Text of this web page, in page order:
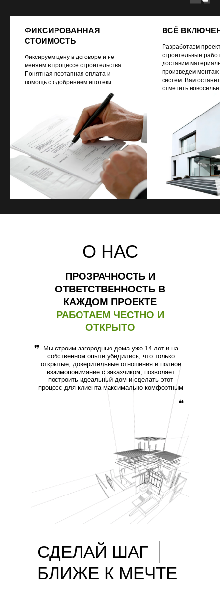
ФИКСИРОВАННАЯ
СТОИМОСТЬ
Фиксируем цену в договоре и не
меняем в процессе строительства.
Понятная поэтапная оплата и
помощь с одобрением ипотеки
ВСЁ
Разработаем
строительные
доставим
произведем
систем. Вам
отметить новоселье
ПРОЗРАЧНОСТЬ И
ОТВЕТСТВЕННОСТЬ В
КАЖДОМ ПРОЕКТЕ
РАБОТАЕМ ЧЕСТНО И
ОТКРЫТО
Мы строим загородные дома уже 14 лет и на
собственном опыте убедились, что только
открытые, доверительные отношения и полное
взаимопонимание с заказчиком, позволяет
построить идеальный дом и сделать этот
процесс для клиента максимально комфортным
О НАС
СДЕЛАЙ ШАГ
БЛИЖЕ К МЕЧТЕ